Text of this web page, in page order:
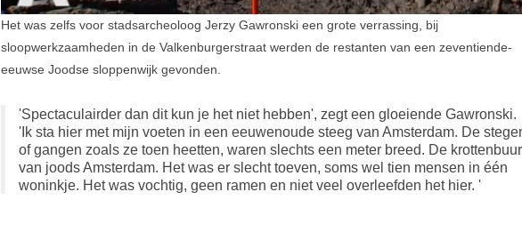
Het was zelfs voor stadsarcheoloog Jerzy Gawronski een grote verrassing, bij
sloopwerkzaamheden in de Valkenburgerstraat werden de restanten van een zeventiende-
eeuwse Joodse sloppenwijk gevonden.
'Spectaculairder dan dit kun je het niet hebben', zegt een gloeiende Gawronski.
'Ik sta hier met mijn voeten in een eeuwenoude steeg van Amsterdam. De
of gangen zoals ze toen heetten, waren slechts een meter breed. De
van joods Amsterdam. Het was er slecht toeven, soms wel tien mensen in één
woninkje. Het was vochtig, geen ramen en niet veel overleefden het hier. '